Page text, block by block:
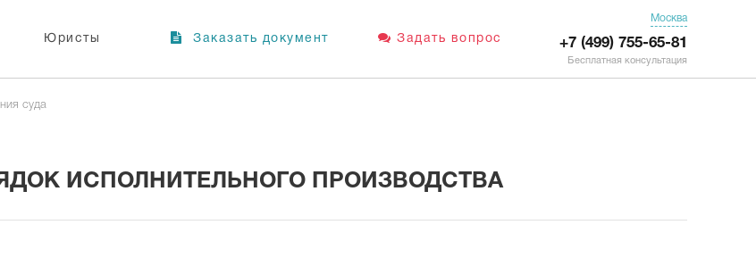
Юристы Заказать документ Задать вопрос
Москва
+7 (499) 755-65-81
Бесплатная консультация
суда
ИСПОЛНИТЕЛЬНОГО ПРОИЗВОДСТВА